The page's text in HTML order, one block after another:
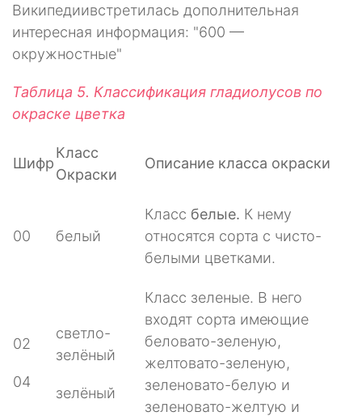
Википедиивстретилась дополнительная
интересная информация: "600 —
окружностные"
Таблица 5. Классификация гладиолусов по
окраске цветка
Шифр
Класс
Окраски
Описание класса окраски
00 белый
Класс белые. К нему
относятся сорта с чисто-
белыми цветками.
02
04
светло-
зелёный
зелёный
Класс зеленые. В него
входят сорта имеющие
беловато-зеленую,
желтовато-зеленую,
зеленовато-белую и
зеленовато-желтую и